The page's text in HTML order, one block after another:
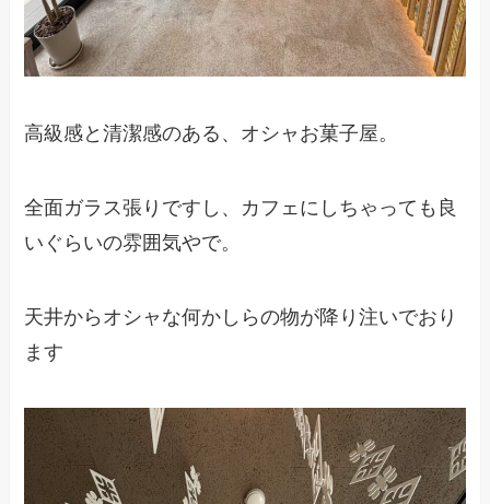
高級感と清潔感のある、オシャお菓子屋。
全面ガラス張りですし、カフェにしちゃっても良
いぐらいの雰囲気やで。
天井からオシャな何かしらの物が降り注いでおり
ます